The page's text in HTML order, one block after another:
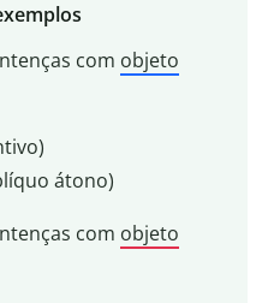
com objeto
átono)
com objeto